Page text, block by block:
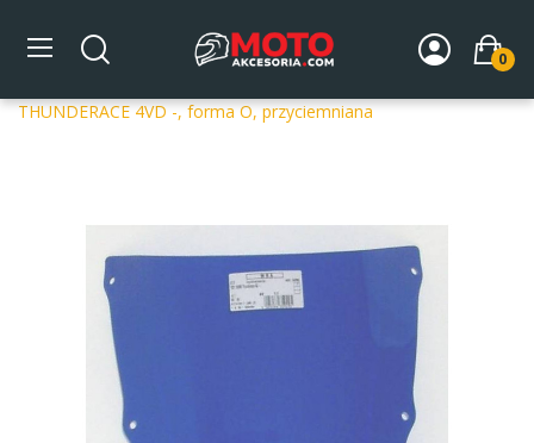
0
Strona główna DLA MOTOCYKLA Szyby
Szyby
THUNDERACE 4VD -, forma O, przyciemniana